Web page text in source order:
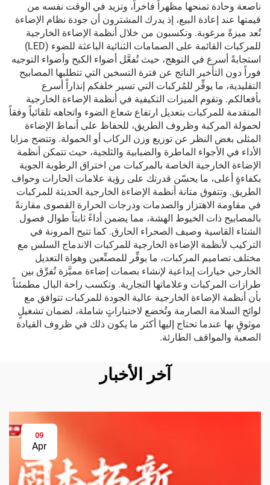
ناصعة وحادة تمنحها مظهراً فاخراً، وتزيد في الوقت نفسه من
قيمتها عند إعادة البيع، إذ يدرك المشترون أن جودة نظام الإضاءة
تُعد ميزةً مرغوبة. وتكسبون من خلال أنظمة الإضاءة الخارجية
للمركبات القائمة على الصمامات الثنائية الباعثة للضوء (LED)
استجابةً أسرع في التوهج، حيث تُفعَّل أضواء الكبح وأضواء التوجيه
فوراً دون التأخير الناتج عن فترة التسخين التي تتطلبها المصابيح
التقليدية، ما يوفِّر للمُركبات التي تسير خلفكم إنذاراً أسرع
بأفعالكم. وتقوم الميزات التكيفية في أنظمة الإضاءة الخارجية
المتقدمة للمركبات بتعديل ارتفاع شعاع الضوء واتجاهه تلقائياً وفقاً
لحمولة المركبة وظروف الطريق، للحفاظ على أنماط الإضاءة
المثلى بغض النظر عن توزيع وزن الركاب أو الحمولة. وتتضح مزايا
الأداء في الأجواء الماطرة والضبابية والثلجية، حيث تتمكن أنظمة
الإضاءة الخارجية الخاصة بالمركبات من اختراق الرطوبة الجوية
بكفاءةٍ أعلى، ما يحسّن قدرتك على رؤية علامات الحارات وحواف
الطريق. وتتفوق متانة أنظمة الإضاءة الخارجية الحديثة للمركبات
في مقاومة الاهتزاز والصدمات ودرجات الحرارة القصوى مقارنةً
بالمصابيح ذات الخيوط الهشة، مما يضمن أداءً ثابتاً طوال فصول
الشتاء القاسية وصيف الصحراء الحارق. كما تتيح المرونة في
التركيب لأنظمة الإضاءة الخارجية للمركبات الاندماج السلس مع
مختلف تصاميم المركبات، ما يوفِّر للمصنِّعين وهواة التعديل
الخارجي خيارات إبداعية لإنشاء بصمات إضاءة مميَّزة تُفرِّق بين
طرازات المركبات وعلاماتها التجارية. وتكسب راحة البال مطمئناً
بأن أنظمة الإضاءة الخارجية عالية الجودة للمركبات تتوافق مع
لوائح السلامة الصارمة وتُخضع لاختباراتٍ شاملة، لضمان تشغيلٍ
موثوقٍ بها عندما تحتاج إليها أكثر ما يكون ذلك في ظروف القيادة
الصعبة والمواقف الطارئة.
آخر الأخبار
09
Apr